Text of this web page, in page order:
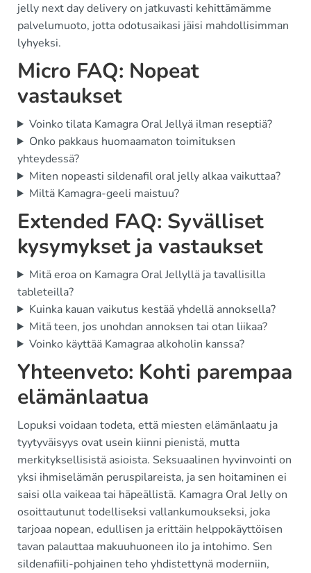
jelly next day delivery on jatkuvasti kehittämämme
palvelumuoto, jotta odotusaikasi jäisi mahdollisimman
lyhyeksi.
Micro FAQ: Nopeat
vastaukset
Voinko tilata Kamagra Oral Jellyä ilman reseptiä?
Onko pakkaus huomaamaton toimituksen
yhteydessä?
Miten nopeasti sildenafil oral jelly alkaa vaikuttaa?
Miltä Kamagra-geeli maistuu?
Extended FAQ: Syvälliset
kysymykset ja vastaukset
Mitä eroa on Kamagra Oral Jellyllä ja tavallisilla
tableteilla?
Kuinka kauan vaikutus kestää yhdellä annoksella?
Mitä teen, jos unohdan annoksen tai otan liikaa?
Voinko käyttää Kamagraa alkoholin kanssa?
Yhteenveto: Kohti parempaa
elämänlaatua
Lopuksi voidaan todeta, että miesten elämänlaatu ja
tyytyväisyys ovat usein kiinni pienistä, mutta
merkityksellisistä asioista. Seksuaalinen hyvinvointi on
yksi ihmiselämän peruspilareista, ja sen hoitaminen ei
saisi olla vaikeaa tai häpeällistä. Kamagra Oral Jelly on
osoittautunut todelliseksi vallankumoukseksi, joka
tarjoaa nopean, edullisen ja erittäin helppokäyttöisen
tavan palauttaa makuuhuoneen ilo ja intohimo. Sen
sildenafiili-pohjainen teho yhdistettynä moderniin,